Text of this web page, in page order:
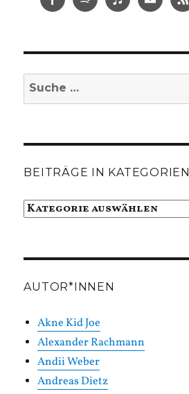
Suche
nach:
BEITRÄGE IN KATEGORIEN
Beiträge
AUTOR*INNEN
Akne Kid Joe
Alexander Rachmann
Andii Weber
Andreas Dietz